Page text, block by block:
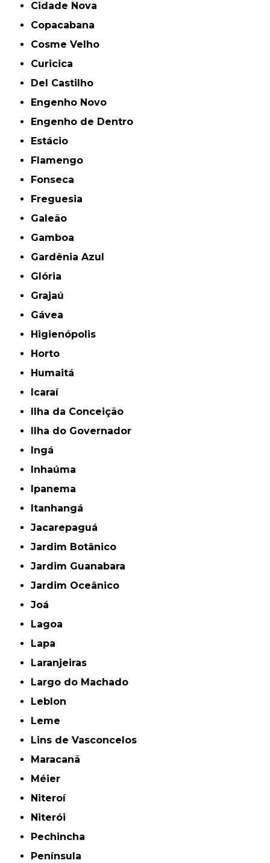
Cidade Nova
Copacabana
Cosme Velho
Curicica
Del Castilho
Engenho Novo
Engenho de Dentro
Estácio
Flamengo
Fonseca
Freguesia
Galeão
Gamboa
Gardênia Azul
Glória
Grajaú
Gávea
Higienópolis
Horto
Humaitá
Icaraí
Ilha da Conceição
Ilha do Governador
Ingá
Inhaúma
Ipanema
Itanhangá
Jacarepaguá
Jardim Botânico
Jardim Guanabara
Jardim Oceânico
Joá
Lagoa
Lapa
Laranjeiras
Largo do Machado
Leblon
Leme
Lins de Vasconcelos
Maracanã
Méier
Niteroí
Niterói
Pechincha
Península